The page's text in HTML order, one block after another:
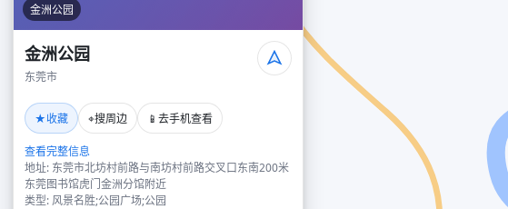
金洲公园
金洲公园
东莞市
★收藏 ⌖搜周边 📱 去手机查看
查看完整信息
地址: 东莞市北坊村前路与南坊村前路交叉口东南200米
东莞图书馆虎门金洲分馆附近
类型: 风景名胜;公园广场;公园